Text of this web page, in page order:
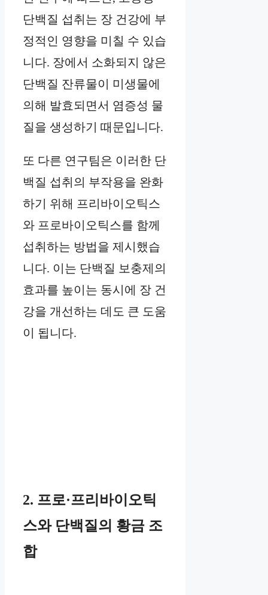
단백질 섭취는 장 건강에 부
정적인 영향을 미칠 수 있습
니다. 장에서 소화되지 않은
단백질 잔류물이 미생물에
의해 발효되면서 염증성 물
질을 생성하기 때문입니다.
또 다른 연구팀은 이러한 단
백질 섭취의 부작용을 완화
하기 위해 프리바이오틱스
와 프로바이오틱스를 함께
섭취하는 방법을 제시했습
니다. 이는 단백질 보충제의
효과를 높이는 동시에 장 건
강을 개선하는 데도 큰 도움
이 됩니다.
2. 프로·프리바이오틱
스와 단백질의 황금 조
합